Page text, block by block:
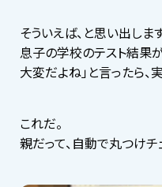
そういえば、と思い出します
息子の学校のテスト結果
大変だよね」と言ったら、
これだ。
親だって、自動で丸つけ